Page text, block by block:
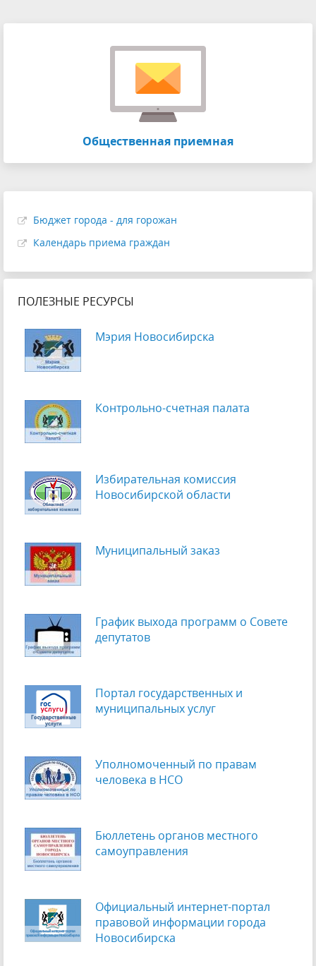
Общественная приемная
Бюджет города - для горожан
Календарь приема граждан
ПОЛЕЗНЫЕ РЕСУРСЫ
Мэрия Новосибирска
Контрольно-счетная палата
Избирательная комиссия
Новосибирской области
Муниципальный заказ
График выхода программ о Cовете
депутатов
Портал государственных и
муниципальных услуг
Уполномоченный по правам
человека в НСО
Бюллетень органов местного
самоуправления
Официальный интернет-портал
правовой информации города
Новосибирска